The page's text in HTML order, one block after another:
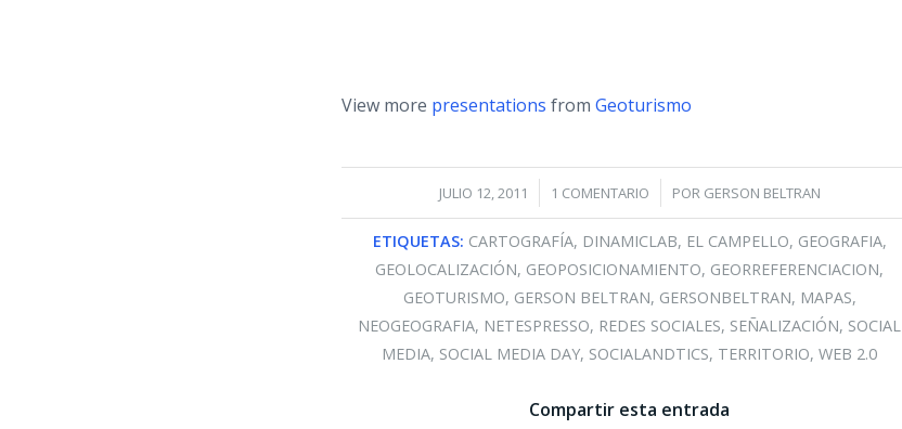
View more presentations fromGeoturismo
JULIO 12, 2011
/ 1 COMENTARIO
/ POR GERSON BELTRAN
ETIQUETAS: CARTOGRAFÍA, DINAMICLAB, EL CAMPELLO, GEOGRAFIA,
GEOLOCALIZACIÓN, GEOPOSICIONAMIENTO, GEORREFERENCIACION,
GEOTURISMO, GERSON BELTRAN, GERSONBELTRAN, MAPAS,
NEOGEOGRAFIA, NETESPRESSO, REDES SOCIALES, SEÑALIZACIÓN, SOCIAL
MEDIA, SOCIAL MEDIA DAY, SOCIALANDTICS, TERRITORIO,WEB 2.0
Compartir esta entrada